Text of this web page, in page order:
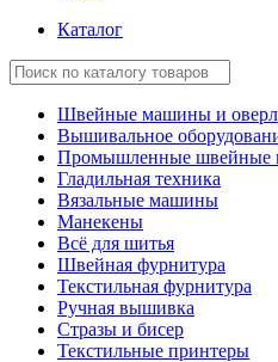
Каталог
Швейные машины и
Вышивальное
Промышленные швейные
Гладильная техника
Вязальные машины
Манекены
Всё для шитья
Швейная фурнитура
Текстильная фурнитура
Ручная вышивка
Стразы и бисер
Текстильные принтеры